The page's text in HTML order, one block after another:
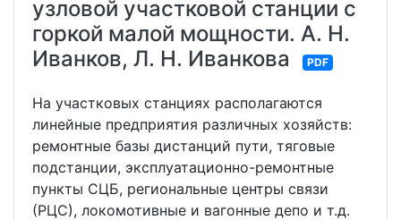
узловой участковой станции с
горкой малой мощности. А. Н.
Иванков, Л. Н. Иванкова
PDF
На участковых станциях располагаются
линейные предприятия различных хозяйств:
ремонтные базы дистанций пути, тяговые
подстанции, эксплуатационно-ремонтные
пункты СЦБ, региональные центры связи
(РЦС), локомотивные и вагонные депо и т.д.